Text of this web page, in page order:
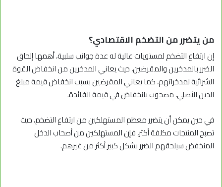
من يتضرر من التضخم الاقتصادي؟
إن ارتفاع التضخم لمستويات عالية له عدة جوانب سلبية، أهمها إلحاق
الضرر بالمدخرين والمقرضين، حيث يعاني المدخرين من انخفاض القوة
الشرائية لمدخراتهم، كما يعاني المقرضين بسبب انخفاض قيمة مبلغ
الدين الأصلي، مصحوب بانخفاض في قيمة الفائدة.
في حين يمكن أن يتضرر معظم المستهلكين من ارتفاع التضخم، حيث
تصبح المنتجات مكلفة أكثر، فإن المستهلكين من أصحاب الدخل
المنخفض سيلحقهم الضرر بشكل كبير أكثر من غيرهم.